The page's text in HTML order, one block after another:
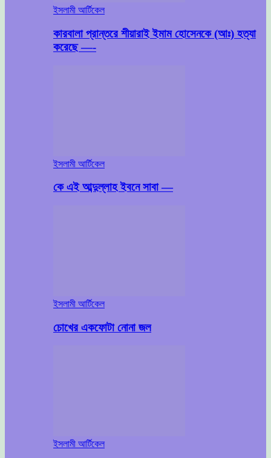
ইসলামী আর্টিকেল
কারবালা প্রান্তরে শীয়ারাই ইমাম হোসেনকে (আঃ) হত্যা
করেছে —-
ইসলামী আর্টিকেল
কে এই আব্দুল্লাহ ইবনে সাবা —
ইসলামী আর্টিকেল
চোখের একফোটা নোনা জল
ইসলামী আর্টিকেল